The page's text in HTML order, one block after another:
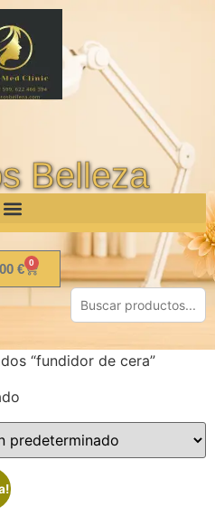
Belleza
€ 0
“fundidor de cera”